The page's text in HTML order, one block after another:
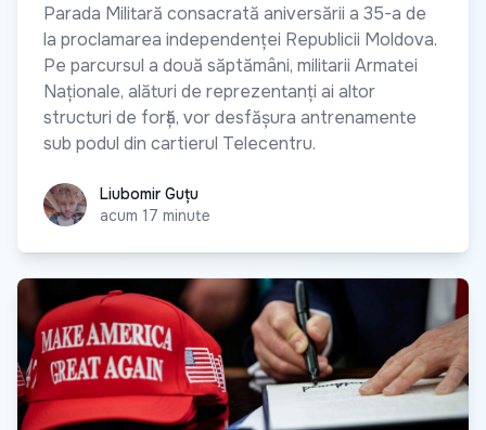
Parada Militară consacrată aniversării a 35-a de
la proclamarea independenței Republicii Moldova.
Pe parcursul a două săptămâni, militarii Armatei
Naționale, alături de reprezentanți ai altor
structuri de forță, vor desfășura antrenamente
sub podul din cartierul Telecentru.
Liubomir Guțu
Liubomir Guțu
acum 17 minute